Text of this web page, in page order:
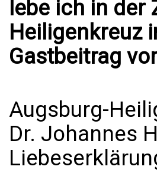
lebe ich in
Heiligenkreuz
Gastbeitrag
Augsburg-
Dr. Johannes